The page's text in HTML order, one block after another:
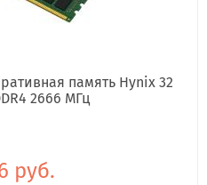
память Hynix 32
2666 МГц
руб.